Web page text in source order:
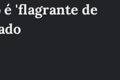
é 'flagrante de